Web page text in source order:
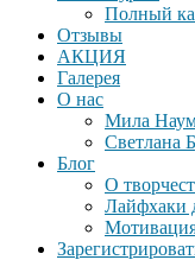
Полный
Отзывы
АКЦИЯ
Галерея
О нас
Мила
Светлана
Блог
О
Лайфхаки